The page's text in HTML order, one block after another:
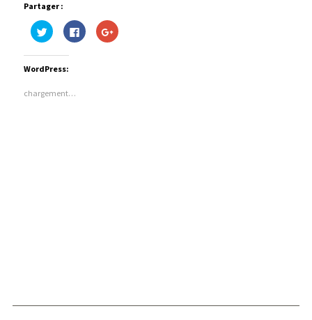
Partager :
Cliquez
pour
partager
sur
dans
fenêtre)
Cliquez
pour
partager
Cliquez
pour
WordPress:
chargement…